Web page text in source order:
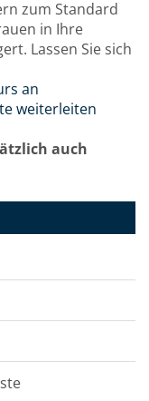
zum Standard
in Ihre
Lassen Sie sich
an
weiterleiten
auch